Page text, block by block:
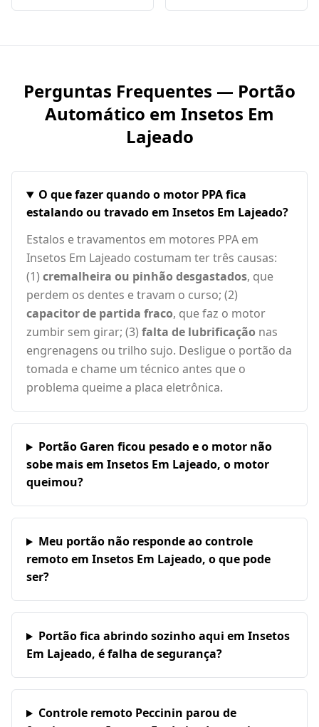
Perguntas Frequentes — Portão
Automático em Insetos Em
Lajeado
O que fazer quando o motor PPA fica
estalando ou travado em Insetos Em Lajeado?
Estalos e travamentos em motores PPA em
Insetos Em Lajeado costumam ter três causas:
(1) cremalheira ou pinhão desgastados, que
perdem os dentes e travam o curso; (2)
capacitor de partida fraco, que faz o motor
zumbir sem girar; (3) falta de lubrificação nas
engrenagens ou trilho sujo. Desligue o portão da
tomada e chame um técnico antes que o
problema queime a placa eletrônica.
Portão Garen ficou pesado e o motor não
sobe mais em Insetos Em Lajeado, o motor
queimou?
Meu portão não responde ao controle
remoto em Insetos Em Lajeado, o que pode
ser?
Portão fica abrindo sozinho aqui em Insetos
Em Lajeado, é falha de segurança?
Controle remoto Peccinin parou de